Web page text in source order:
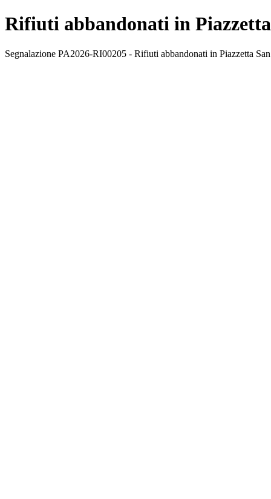
Rifiuti abbandonati in
Segnalazione PA2026-RI00205 - Rifiuti abbandonati in Piazzetta